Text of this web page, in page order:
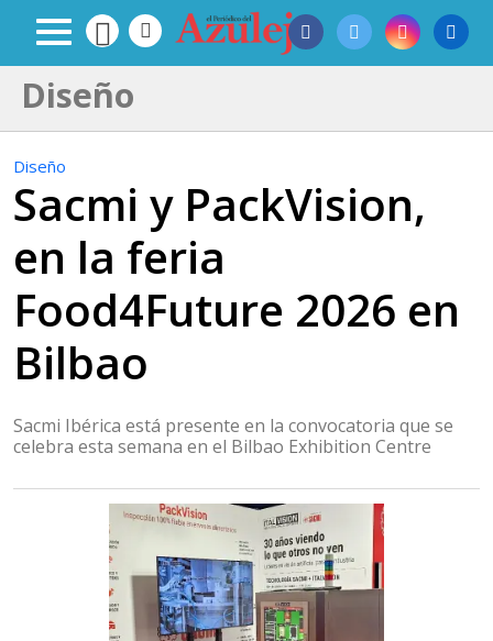
Diseño
Diseño
Sacmi y PackVision,
en la feria
Food4Future 2026 en
Bilbao
Sacmi Ibérica está presente en la convocatoria que se
celebra esta semana en el Bilbao Exhibition Centre